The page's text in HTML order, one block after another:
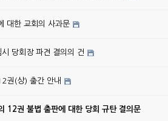
대한 교회의 사과문
시 당회장 파견 결의의 건
권(상) 출간 안내
12권 불법 출판에 대한 당회 규탄 결의문